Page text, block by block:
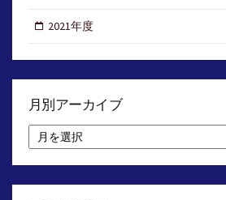
2021年度
月別アーカイブ
別
ア